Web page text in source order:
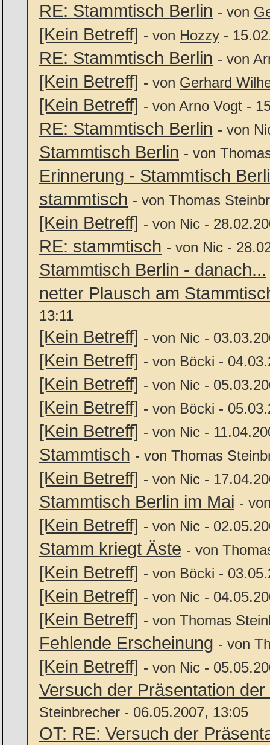
RE: Stammtisch Berlin - von
[Kein Betreff] - von Hozzy -
RE: Stammtisch Berlin - von
[Kein Betreff] - von Gerhard
[Kein Betreff] - von Arno Vogt -
RE: Stammtisch Berlin - von
Stammtisch Berlin - von
Erinnerung - Stammtisch
stammtisch - von Thomas
[Kein Betreff] - von Nic -
RE: stammtisch - von Nic -
Stammtisch Berlin - danach...
netter Plausch am
13:11
[Kein Betreff] - von Nic -
[Kein Betreff] - von Böcki -
[Kein Betreff] - von Nic -
[Kein Betreff] - von Böcki -
[Kein Betreff] - von Nic -
Stammtisch - von Thomas
[Kein Betreff] - von Nic -
Stammtisch Berlin im Mai -
[Kein Betreff] - von Nic -
Stamm kriegt Äste - von
[Kein Betreff] - von Böcki -
[Kein Betreff] - von Nic -
[Kein Betreff] - von Thomas
Fehlende Erscheinung - von
[Kein Betreff] - von Nic -
Versuch der Präsentation
Steinbrecher - 06.05.2007, 13:05
OT: RE: Versuch der